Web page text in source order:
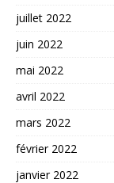
juillet 2022
juin 2022
mai 2022
avril 2022
mars 2022
février 2022
janvier 2022